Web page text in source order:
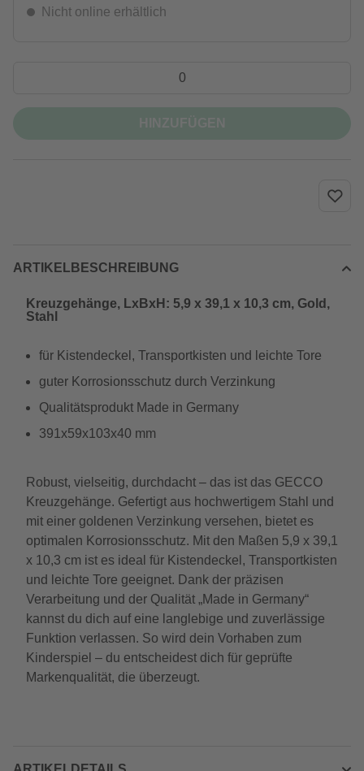
Nicht online erhältlich
ARTIKELBESCHREIBUNG
Kreuzgehänge, LxBxH: 5,9 x 39,1 x 10,3 cm, Gold,
Stahl
für Kistendeckel, Transportkisten und leichte Tore
guter Korrosionsschutz durch Verzinkung
Qualitätsprodukt Made in Germany
391x59x103x40 mm
Robust, vielseitig, durchdacht – das ist das GECCO
Kreuzgehänge. Gefertigt aus hochwertigem Stahl und
mit einer goldenen Verzinkung versehen, bietet es
optimalen Korrosionsschutz. Mit den Maßen 5,9 x 39,1
x 10,3 cm ist es ideal für Kistendeckel, Transportkisten
und leichte Tore geeignet. Dank der präzisen
Verarbeitung und der Qualität „Made in Germany“
kannst du dich auf eine langlebige und zuverlässige
Funktion verlassen. So wird dein Vorhaben zum
Kinderspiel – du entscheidest dich für geprüfte
Markenqualität, die überzeugt.